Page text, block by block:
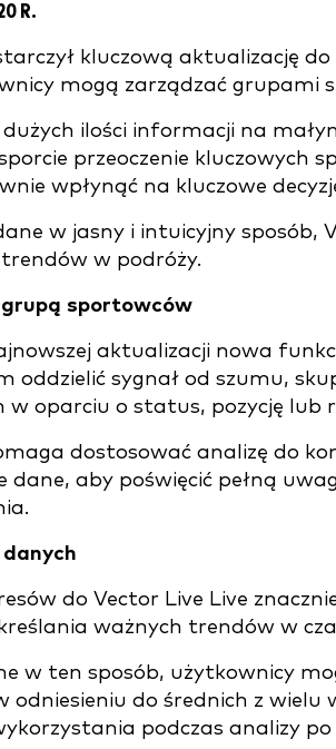
R.
kluczową aktualizację do
mogą zarządzać grupami
dużych ilości informacji na
przeoczenie kluczowych
wpłynąć na kluczowe
w jasny i intuicyjny sposób,
w podróży.
sportowców
aktualizacji nowa
oddzielić sygnał od szumu,
w oparciu o status, pozycję lub
dostosować analizę do
dane, aby poświęcić pełną
do Vector Live Live
ważnych trendów w
w ten sposób, użytkownicy
odniesieniu do średnich z
podczas analizy po